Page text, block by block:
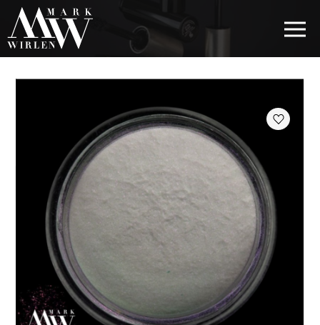
EUR
BEST SELLERS
КОСМЕТИКА ДЛЯ ВОЛОС
КОСМЕТИКА ДЛЯ ГЛАЗ
КОСМЕТИКА ДЛЯ БРОВЕЙ
КОСМЕТИКА ДЛЯ ГУБ
КОСМЕТИКА ДЛЯ ЛИЦА